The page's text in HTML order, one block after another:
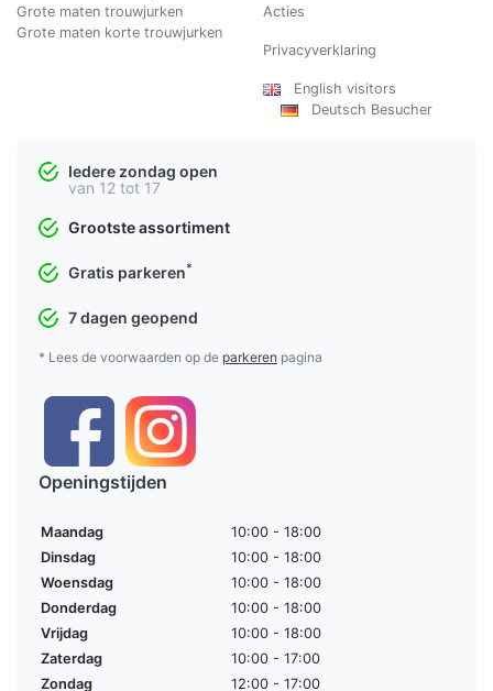
Grote maten trouwjurken
Grote maten korte trouwjurken
Acties
Privacyverklaring
English visitors
Deutsch Besucher
Iedere zondag open
van 12 tot 17
Grootste assortiment
Gratis parkeren*
7 dagen geopend
* Lees de voorwaarden op de parkeren pagina
Openingstijden
Maandag
10:00 - 18:00
Dinsdag
10:00 - 18:00
Woensdag
10:00 - 18:00
Donderdag
10:00 - 18:00
Vrijdag
10:00 - 18:00
Zaterdag
10:00 - 17:00
Zondag
12:00 - 17:00